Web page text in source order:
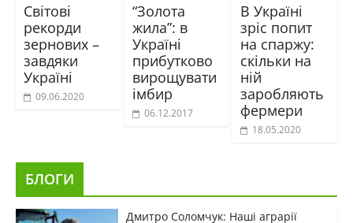
Світові
рекорди
зернових –
завдяки
Україні
09.06.2020
“Золота
жила”: в
Україні
прибутково
вирощувати
імбир
06.12.2017
В Україні
зріс попит
на спаржу:
скільки на
ній
заробляють
фермери
18.05.2020
БЛОГИ
Дмитро Соломчук: Наші аграрії